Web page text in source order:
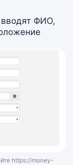
вводят ФИО,
https://money-